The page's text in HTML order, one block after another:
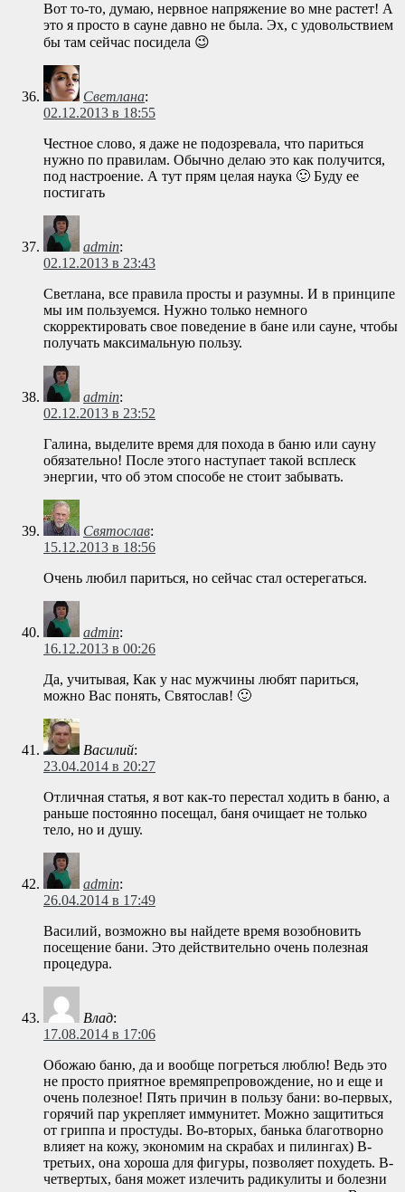
Вот то-то, думаю, нервное напряжение во мне растет! А
это я просто в сауне давно не была. Эх, с удовольствием
бы там сейчас посидела 😉
Светлана:
02.12.2013 в 18:55
Честное слово, я даже не подозревала, что париться
нужно по правилам. Обычно делаю это как получится,
под настроение. А тут прям целая наука 🙂 Буду ее
постигать
admin:
02.12.2013 в 23:43
Светлана, все правила просты и разумны. И в принципе
мы им пользуемся. Нужно только немного
скорректировать свое поведение в бане или сауне, чтобы
получать максимальную пользу.
admin:
02.12.2013 в 23:52
Галина, выделите время для похода в баню или сауну
обязательно! После этого наступает такой всплеск
энергии, что об этом способе не стоит забывать.
Святослав:
15.12.2013 в 18:56
Очень любил париться, но сейчас стал остерегаться.
admin:
16.12.2013 в 00:26
Да, учитывая, Как у нас мужчины любят париться,
можно Вас понять, Святослав! 🙂
Василий:
23.04.2014 в 20:27
Отличная статья, я вот как-то перестал ходить в баню, а
раньше постоянно посещал, баня очищает не только
тело, но и душу.
admin:
26.04.2014 в 17:49
Василий, возможно вы найдете время возобновить
посещение бани. Это действительно очень полезная
процедура.
Влад:
17.08.2014 в 17:06
Обожаю баню, да и вообще погреться люблю! Ведь это
не просто приятное времяпрепровождение, но и еще и
очень полезное! Пять причин в пользу бани: во-первых,
горячий пар укрепляет иммунитет. Можно защититься
от гриппа и простуды. Во-вторых, банька благотворно
влияет на кожу, экономим на скрабах и пилингах) В-
третьих, она хороша для фигуры, позволяет похудеть. В-
четвертых, баня может излечить радикулиты и болезни